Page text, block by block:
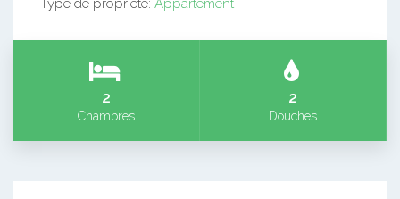
Type de propriété: Appartement
2
Chambres
2
Douches